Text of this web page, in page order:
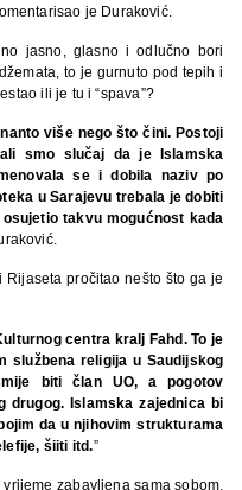
je Duraković.
jasno, glasno i odlučno bori
to je gurnuto pod tepih i
ili je tu i “spava”?
više nego što čini. Postoji
smo slučaj da je Islamska
se i dobila naziv po
u Sarajevu trebala je dobiti
takvu mogućnost kada
pročitao nešto što ga je
centra kralj Fahd. To je
službena religija u Saudijskog
biti član UO, a pogotov
drugog. Islamska zajednica bi
da u njihovim strukturama
šiiti itd.”
zabavljena sama sobom,